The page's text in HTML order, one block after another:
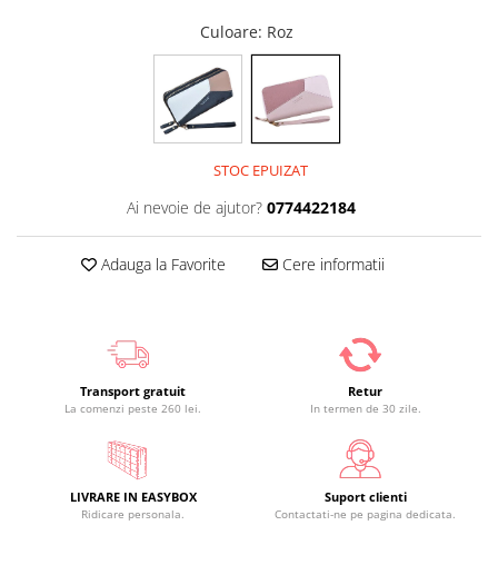
Culoare: Roz
STOC EPUIZAT
Ai nevoie de ajutor? 0774422184
Adauga la Favorite Cere informatii
Transport gratuit
La comenzi peste 260 lei.
Retur
In termen de 30 zile.
LIVRARE IN EASYBOX
Ridicare personala.
Suport clienti
Contactati-ne pe pagina dedicata.